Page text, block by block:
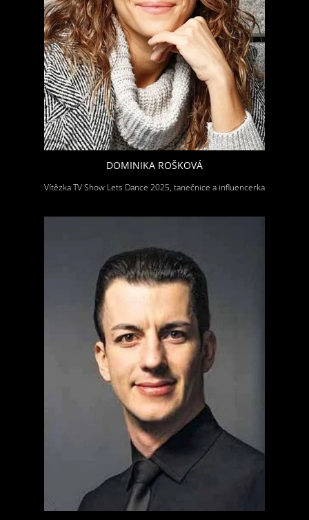
DOMINIKA ROŠKOVÁ
Vítězka TV Show Lets Dance 2025, tanečnice a influencerka